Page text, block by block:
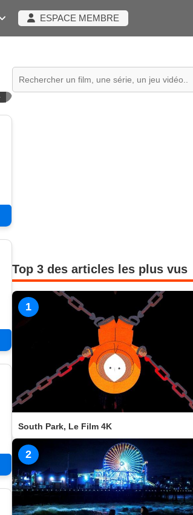
ESPACE MEMBRE
Hurry Up Tomorrow
Top 3 des articles les plus vus
1
South Park, Le Film 4K
2